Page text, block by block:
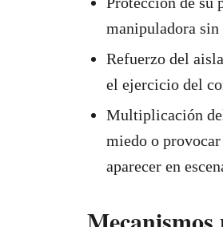
manipuladora sin
Refuerzo del
el ejercicio del
Multiplicación
miedo o
aparecer en